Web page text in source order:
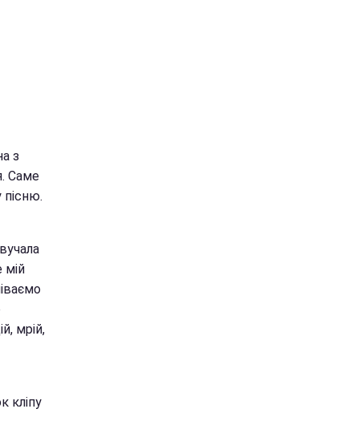
з
Саме
пісню.
мій
мрій,
кліпу